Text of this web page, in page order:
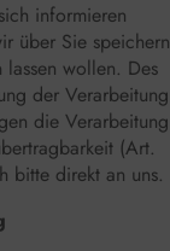
informieren
über Sie speichern
wollen. Des
der Verarbeitung
die Verarbeitung
(Art.
bitte direkt an uns.